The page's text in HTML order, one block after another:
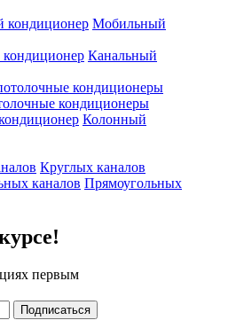
Мобильный
Канальный
кондиционеры
Колонный
Круглых каналов
Прямоугольных
первым